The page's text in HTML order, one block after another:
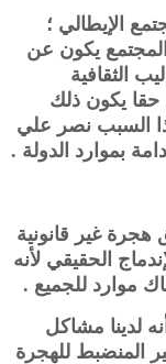
الإيطالي ؛
المجتمع يكون عن
الثقافية
حقا يكون ذلك
السبب نصر علي
بموارد الدولة .
هجرة غير قانونية
الحقيقي لأنه
موارد للجميع .
لدينا مشاكل
المنضبط للهجرة